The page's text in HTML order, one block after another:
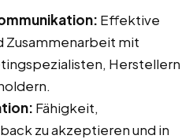
Effektive
Zusammenarbeit mit
Herstellern
Fähigkeit,
zu akzeptieren und in